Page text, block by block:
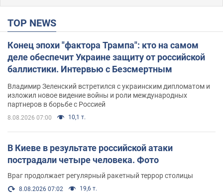
TOP NEWS
Конец эпохи "фактора Трампа": кто на самом
деле обеспечит Украине защиту от российской
баллистики. Интервью с Безсмертным
Владимир Зеленский встретился с украинским дипломатом и
изложил новое видение войны и роли международных
партнеров в борьбе с Россией
8.08.2026 07:00 10,1 т.
В Киеве в результате российской атаки
пострадали четыре человека. Фото
Враг продолжает регулярный ракетный террор столицы
8.08.2026 07:02 19,6 т.